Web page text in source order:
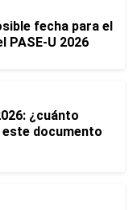
fecha para el
PASE-U 2026
¿cuánto
documento